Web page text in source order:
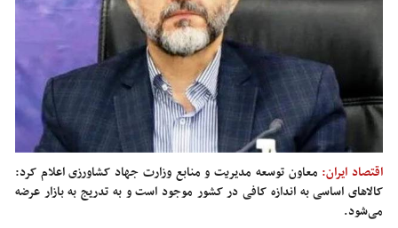
اقتصاد ایران: معاون توسعه مدیریت و منابع وزارت جهاد کشاورزی اعلام کرد:
کالاهای اساسی به اندازه کافی در کشور موجود است و به تدریج به بازار عرضه
می‌شود.